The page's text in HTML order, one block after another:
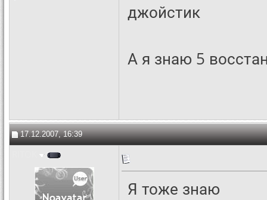
джойстик
А я знаю 5
17.12.2007, 16:39
Я тоже знаю